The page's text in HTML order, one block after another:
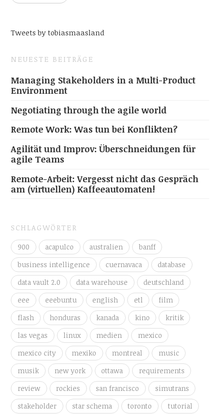
Tweets by tobiasmaasland
NEUESTE BEITRÄGE
Managing Stakeholders in a Multi-Product
Environment
Negotiating through the agile world
Remote Work: Was tun bei Konflikten?
Agilität und Improv: Überschneidungen für
agile Teams
Remote-Arbeit: Vergesst nicht das Gespräch
am (virtuellen) Kaffeeautomaten!
SCHLAGWÖRTER
900 acapulco australien
banff
business intelligence
cuernavaca
database
data vault 2.0
data warehouse
deutschland
eee
eeebuntu english etl
film
flash
honduras kanada kino
kritik
las vegas
linux medien
mexico
mexico city
mexiko montreal
music
musik
new york ottawa
requirements
review
rockies san francisco
simutrans
stakeholder
star schema toronto tutorial